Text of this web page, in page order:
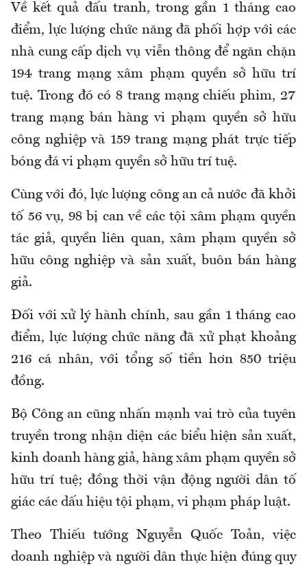
Về kết quả đấu tranh, trong gần 1 tháng cao
điểm, lực lượng chức năng đã phối hợp với các
nhà cung cấp dịch vụ viễn thông để ngăn chặn
194 trang mạng xâm phạm quyền sở hữu trí
tuệ. Trong đó có 8 trang mạng chiếu phim, 27
trang mạng bán hàng vi phạm quyền sở hữu
công nghiệp và 159 trang mạng phát trực tiếp
bóng đá vi phạm quyền sở hữu trí tuệ.
Cùng với đó, lực lượng công an cả nước đã khởi
tố 56 vụ, 98 bị can về các tội xâm phạm quyền
tác giả, quyền liên quan, xâm phạm quyền sở
hữu công nghiệp và sản xuất, buôn bán hàng
giả.
Đối với xử lý hành chính, sau gần 1 tháng cao
điểm, lực lượng chức năng đã xử phạt khoảng
216 cá nhân, với tổng số tiền hơn 850 triệu
đồng.
Bộ Công an cũng nhấn mạnh vai trò của tuyên
truyền trong nhận diện các biểu hiện sản xuất,
kinh doanh hàng giả, hàng xâm phạm quyền sở
hữu trí tuệ; đồng thời vận động người dân tố
giác các dấu hiệu tội phạm, vi phạm pháp luật.
Theo Thiếu tướng Nguyễn Quốc Toản, việc
doanh nghiệp và người dân thực hiện đúng quy